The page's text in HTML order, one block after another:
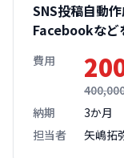
SNS投稿自動
Facebookなど
費用
納期
3か月
担当者
矢嶋拓